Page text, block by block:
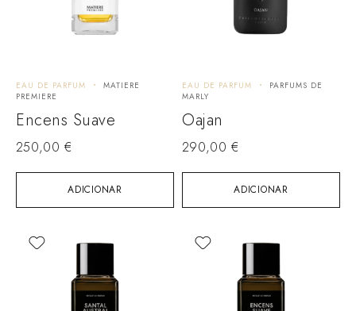
ADICIONAR
EAU DE PARFUM
MATIERE
PREMIERE
Encens Suave
250,00 €
ADICIONAR
EAU DE PARFUM
PARFUMS DE
MARLY
Oajan
290,00 €